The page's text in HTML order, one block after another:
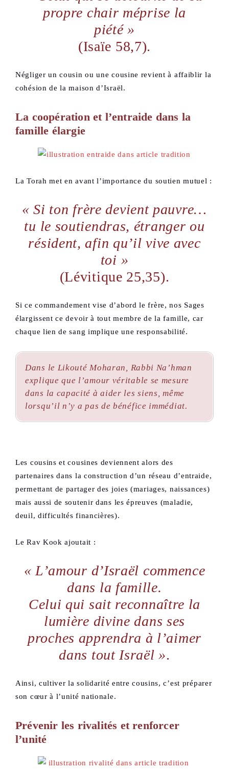
propre chair méprise la
piété »
(Isaïe 58,7).
Négliger un cousin ou une cousine revient à affaiblir la
cohésion de la maison d’Israël.
La coopération et l’entraide dans la
famille élargie
La Torah met en avant l’importance du soutien mutuel :
« Si ton frère devient pauvre…
tu le soutiendras, étranger ou
résident, afin qu’il vive avec
toi »
(Lévitique 25,35).
Si ce commandement vise d’abord le frère, nos Sages
élargissent ce devoir à tout membre de la famille, car
chaque lien de sang implique une responsabilité.
Dans le Likouté Moharan, Rabbi Na’hman
explique que l’amour véritable se mesure
dans la capacité à aider les siens, même
lorsqu’il n’y a pas de bénéfice immédiat.
Les cousins et cousines deviennent alors des
partenaires dans la construction d’un réseau d’entraide,
permettant de partager des joies (mariages, naissances)
mais aussi de soutenir dans les épreuves (maladie,
deuil, difficultés financières).
Le Rav Kook ajoutait :
« L’amour d’Israël commence
dans la famille.
Celui qui sait reconnaître la
lumière divine dans ses
proches apprendra à l’aimer
dans tout Israël ».
Ainsi, cultiver la solidarité entre cousins, c’est préparer
son cœur à l’unité nationale.
Prévenir les rivalités et renforcer
l’unité